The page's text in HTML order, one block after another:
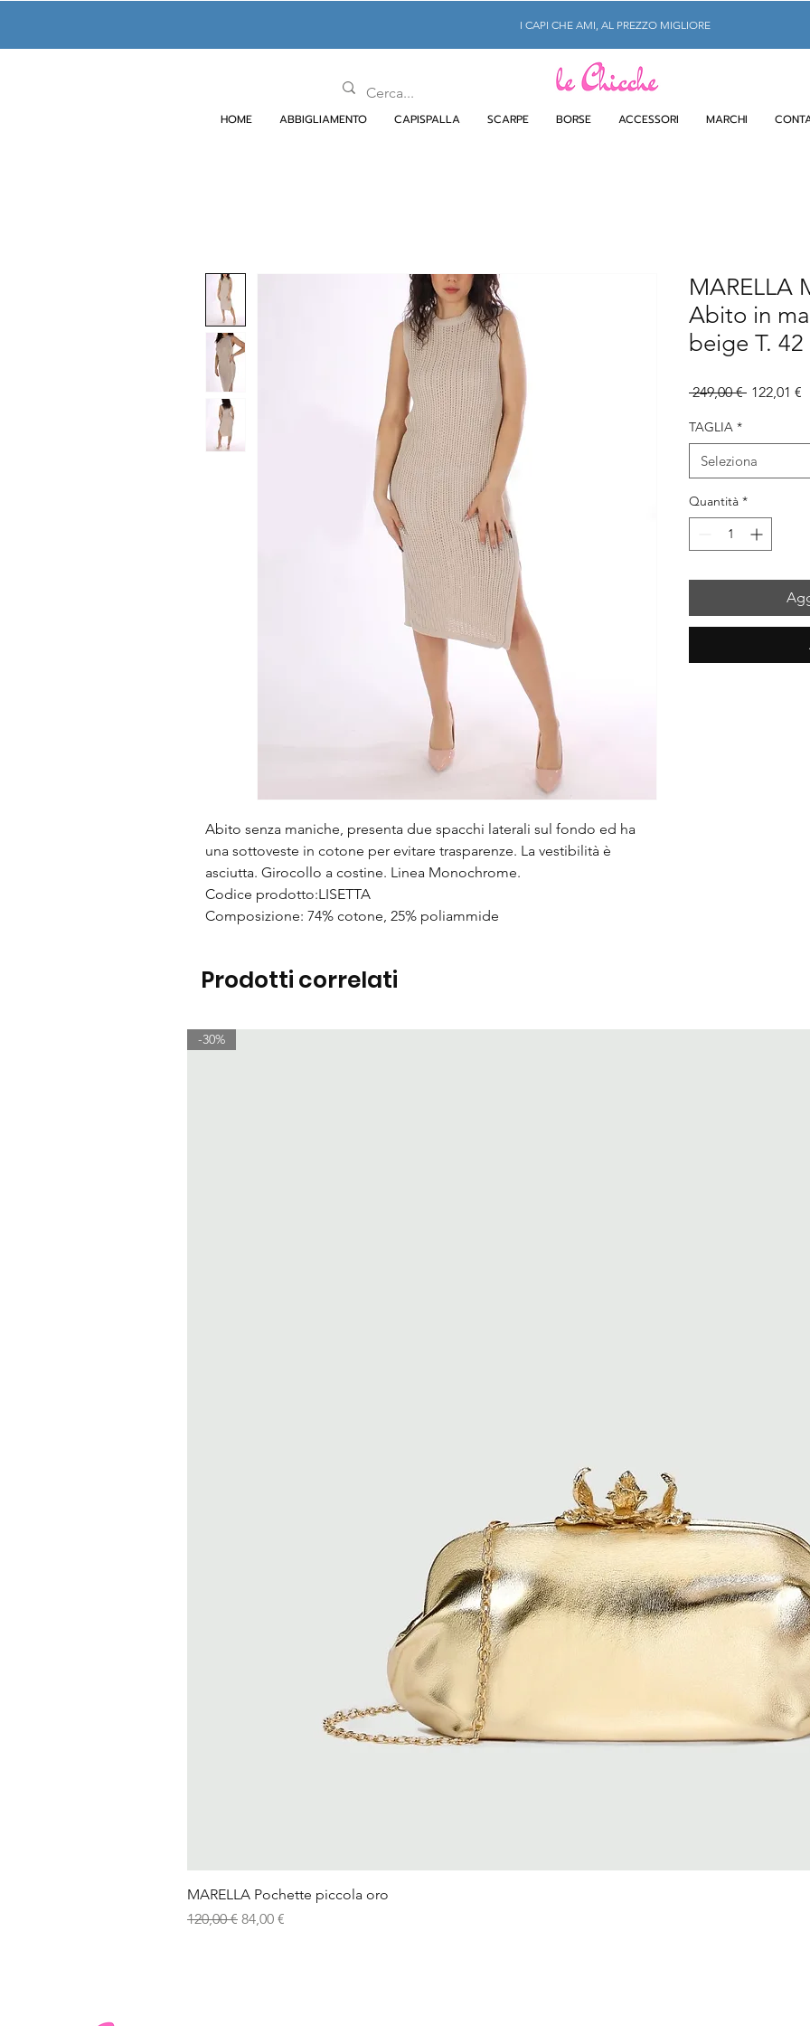
I CAPI CHE AMI, AL PREZZO MIGLIORE
HOME ABBIGLIAMENTO CAPISPALLA SCARPE BORSE ACCESSORI MARCHI
Abito senza maniche, presenta due spacchi laterali sul fondo ed ha
una sottoveste in cotone per evitare trasparenze. La vestibilità è
asciutta. Girocollo a costine. Linea Monochrome.
Codice prodotto:LISETTA
Composizione: 74% cotone, 25% poliammide
MARELLA
Abito in
beige T. 42
249,00 € Prezzo
122,01 €
TAGLIA *
Seleziona
Quantità *
Prodotti correlati
-30%
MARELLA Pochette piccola oro
Prezzo regolare
120,00 € Prezzo scontato
84,00 €